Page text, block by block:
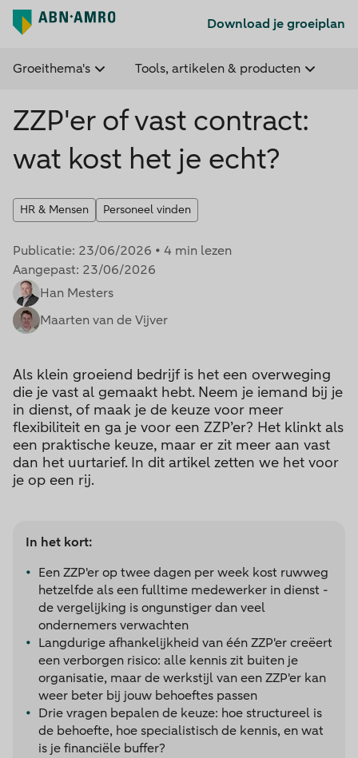
Download je groeiplan
Groeithema's Tools, artikelen & producten
ZZP'er of vast contract:
wat kost het je echt?
HR & Mensen Personeel vinden
Publicatie: 23/06/2026 • 4 min lezen
Aangepast: 23/06/2026
Han Mesters
Maarten van de Vijver
Als klein groeiend bedrijf is het een overweging
die je vast al gemaakt hebt. Neem je iemand bij je
in dienst, of maak je de keuze voor meer
flexibiliteit en ga je voor een ZZP’er? Het klinkt als
een praktische keuze, maar er zit meer aan vast
dan het uurtarief. In dit artikel zetten we het voor
je op een rij.
In het kort:
Een ZZP'er op twee dagen per week kost ruwweg
hetzelfde als een fulltime medewerker in dienst -
de vergelijking is ongunstiger dan veel
ondernemers verwachten
Langdurige afhankelijkheid van één ZZP'er creëert
een verborgen risico: alle kennis zit buiten je
organisatie, maar de werkstijl van een ZZP'er kan
weer beter bij jouw behoeftes passen
Drie vragen bepalen de keuze: hoe structureel is
de behoefte, hoe specialistisch de kennis, en wat
is je financiële buffer?